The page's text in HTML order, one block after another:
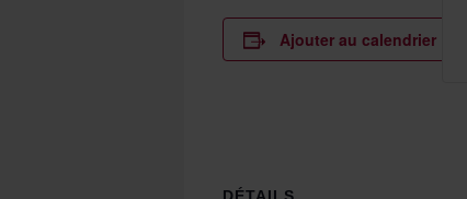
Ajouter au calendrier